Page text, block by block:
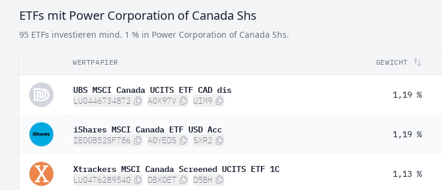
ETFs mit Power Corporation of Canada Shs
95 ETFs investieren mind. 1 % in Power Corporation of Canada Shs.
WERTPAPIER GEWICHT
UBS MSCI Canada UCITS ETF CAD dis
LU0446734872 A0X97V UIM9
1,19 %
iShares MSCI Canada ETF USD Acc
IE00B52SF786 A0YEDS SXR2
1,19 %
Xtrackers MSCI Canada Screened UCITS ETF 1C
LU0476289540 DBX0ET D5BH
1,13 %